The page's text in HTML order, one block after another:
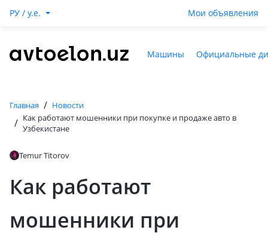
РУ / y.e. Мои объявления
Машины Официальные
Главная / Новости
/ Как работают мошенники при покупке и продаже авто в
Узбекистане
Temur Titorov
Как работают
мошенники при